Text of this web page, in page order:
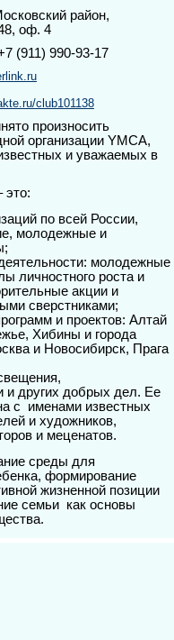
район,
оф. 4
(911) 990-93-17
club101138
произносить
организации YMCA,
и уважаемых в
это:
по всей России,
молодежные и
молодежные
личностного роста и
акции и
сверстниками;
и проектов: Алтай
Хибины и города
и Новосибирск, Прага
и других добрых дел. Ее
с именами известных
и художников,
и меценатов.
среды для
формирование
жизненной позиции
семьи как основы